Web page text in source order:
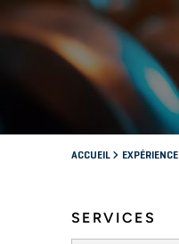
ACCUEIL EXPÉRIENCE
SERVICES